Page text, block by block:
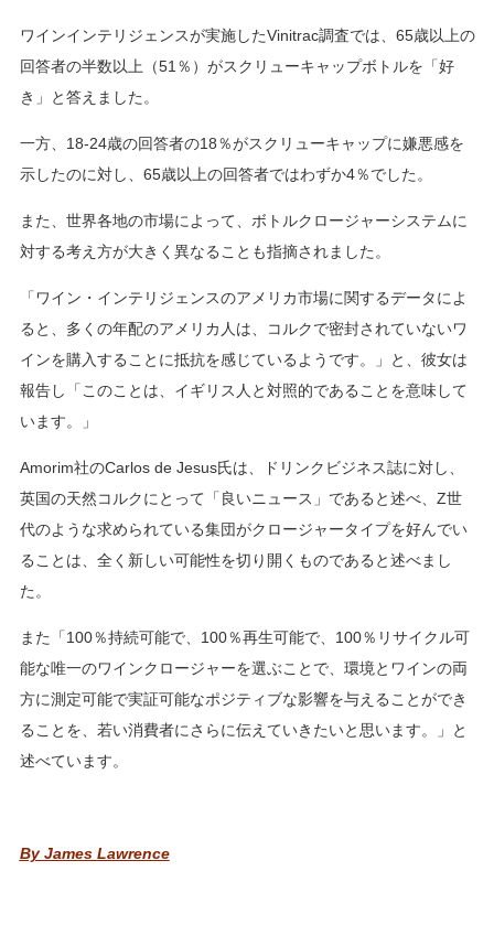
ワインインテリジェンスが実施したVinitrac調査では、65歳以上の
回答者の半数以上（51％）がスクリューキャップボトルを「好
き」と答えました。
一方、18-24歳の回答者の18％がスクリューキャップに嫌悪感を
示したのに対し、65歳以上の回答者ではわずか4％でした。
また、世界各地の市場によって、ボトルクロージャーシステムに
対する考え方が大きく異なることも指摘されました。
「ワイン・インテリジェンスのアメリカ市場に関するデータによ
ると、多くの年配のアメリカ人は、コルクで密封されていないワ
インを購入することに抵抗を感じているようです。」と、彼女は
報告し「このことは、イギリス人と対照的であることを意味して
います。」
Amorim社のCarlos de Jesus氏は、ドリンクビジネス誌に対し、
英国の天然コルクにとって「良いニュース」であると述べ、Z世
代のような求められている集団がクロージャータイプを好んでい
ることは、全く新しい可能性を切り開くものであると述べまし
た。
また「100％持続可能で、100％再生可能で、100％リサイクル可
能な唯一のワインクロージャーを選ぶことで、環境とワインの両
方に測定可能で実証可能なポジティブな影響を与えることができ
ることを、若い消費者にさらに伝えていきたいと思います。」と
述べています。
By James Lawrence